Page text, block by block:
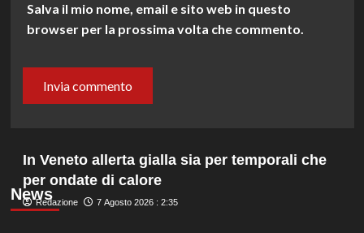
Salva il mio nome, email e sito web in questo
browser per la prossima volta che commento.
News
In Veneto allerta gialla sia per temporali che
per ondate di calore
Redazione 7 Agosto 2026 : 2:35